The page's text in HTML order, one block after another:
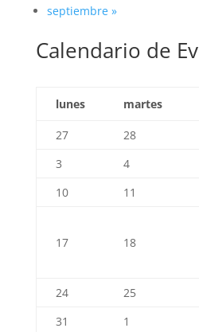
septiembre »
Calendario de
lunes
martes
27 28
3
4
10
11
17 18
24 25
31
1